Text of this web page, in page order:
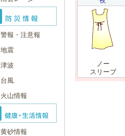
警報・注意報
地震
津波
台風
火山情報
黄砂情報
ノー
スリーブ